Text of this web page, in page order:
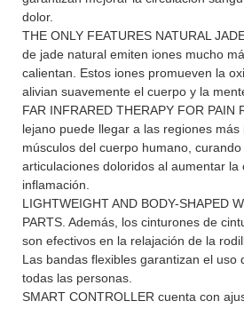
dolor.
THE ONLY FEATURES NATURAL
de jade natural emiten iones mucho
calientan. Estos iones promueven la
alivian suavemente el cuerpo y la
FAR INFRARED THERAPY FOR PAIN
lejano puede llegar a las regiones
músculos del cuerpo humano,
articulaciones doloridos al aumentar la
inflamación.
LIGHTWEIGHT AND BODY-SHAPED
PARTS. Además, los cinturones de
son efectivos en la relajación de la
Las bandas flexibles garantizan el uso
todas las personas.
SMART CONTROLLER cuenta con